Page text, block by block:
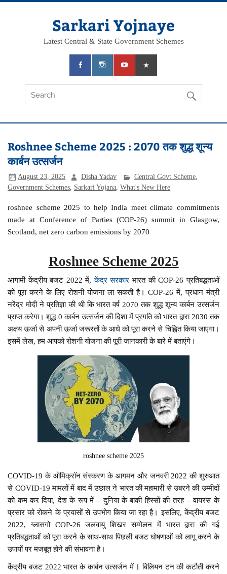
Skip
Sarkari Yojnaye
Latest Central & State Government Schemes
Roshnee Scheme 2025 : 2070 तक शुद्ध शून्य
कार्बन उत्सर्जन
August 23, 2025 Disha Yadav Central Govt Scheme,
Government Schemes Sarkari Yojana ,What's New Here
roshnee scheme 2025 to help India meet climate commitments
made at Conference of Parties (COP-26) summit in Glasgow,
Scotland, net zero carbon emissions by 2070
Roshnee Scheme 2025
आगामी केंद्रीय बजट 2022 में,केंद्र सरकारभारत की COP-26 प्रतिबद्धताओं
को पूरा करने के लिए रोशनी योजना ला सकती है। COP-26 में, प्रधान मंत्री
नरेंद्र मोदी ने प्रतिज्ञा की थी कि भारत वर्ष 2070 तक शुद्ध शून्य कार्बन उत्सर्जन
प्राप्त करेगा। शुद्ध 0 कार्बन उत्सर्जन की दिशा में प्रगति को भारत द्वारा 2030 तक
अक्षय ऊर्जा से अपनी ऊर्जा जरूरतों के आधे को पूरा करने से चिह्नित किया जाएगा।
इसमें लेख, हम आपको रोशनी योजना की पूरी जानकारी के बारे में बताएंगे।
roshnee scheme 2025
COVID-19 के ओमिक्रॉन संस्करण के आगमन और जनवरी 2022 की शुरुआत
से COVID-19 मामलों में बाद में उछाल ने भारत की महामारी से उबरने की उम्मीदों
को कम कर दिया, देश के रूप में – दुनिया के बाकी हिस्सों की तरह – वायरस के
प्रसार को रोकने के प्रयासों से उपभोग किया जा रहा है। इसलिए, केंद्रीय बजट
2022, ग्लासगो COP-26 जलवायु शिखर सम्मेलन में भारत द्वारा की गई
प्रतिबद्धताओं को पूरा करने के साथ-साथ पिछली बजट घोषणाओं को लागू करने के
उपायों पर मजबूत होने की संभावना है।
केंद्रीय बजट 2022 भारत के कार्बन उत्सर्जन में 1 बिलियन टन की कटौती करने